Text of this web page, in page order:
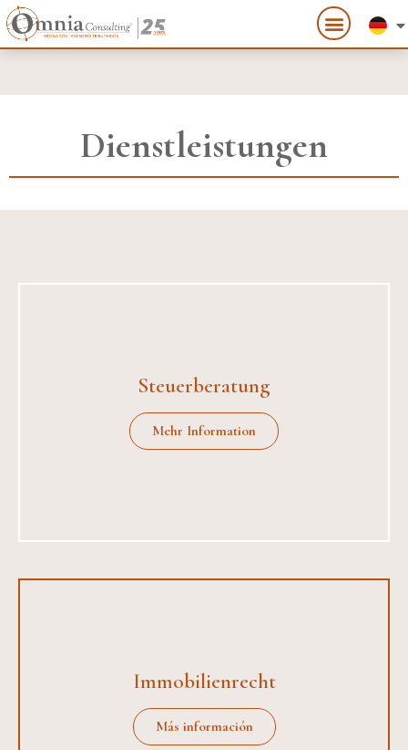
Dienstleistungen
Steuerberatung
Mehr Information
Immobilienrecht
Más información